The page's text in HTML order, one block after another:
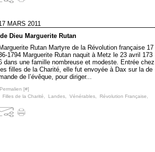
MARS 2011
Dieu Marguerite Rutan
Marguerite Rutan Martyre de la Révolution française 17
1794 Marguerite Rutan naquit à Metz le 23 avril 173
dans une famille nombreuse et modeste. Entrée chez
les filles de la Charité, elle fut envoyée à Dax sur la de
de l’évêque, pour diriger...
[#]
Filles de la Charité Landes Vénérables Révolution Française